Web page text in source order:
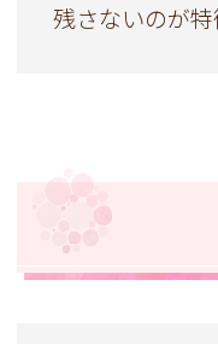
残さないのが特